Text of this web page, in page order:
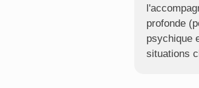
profonde
psychique
situations